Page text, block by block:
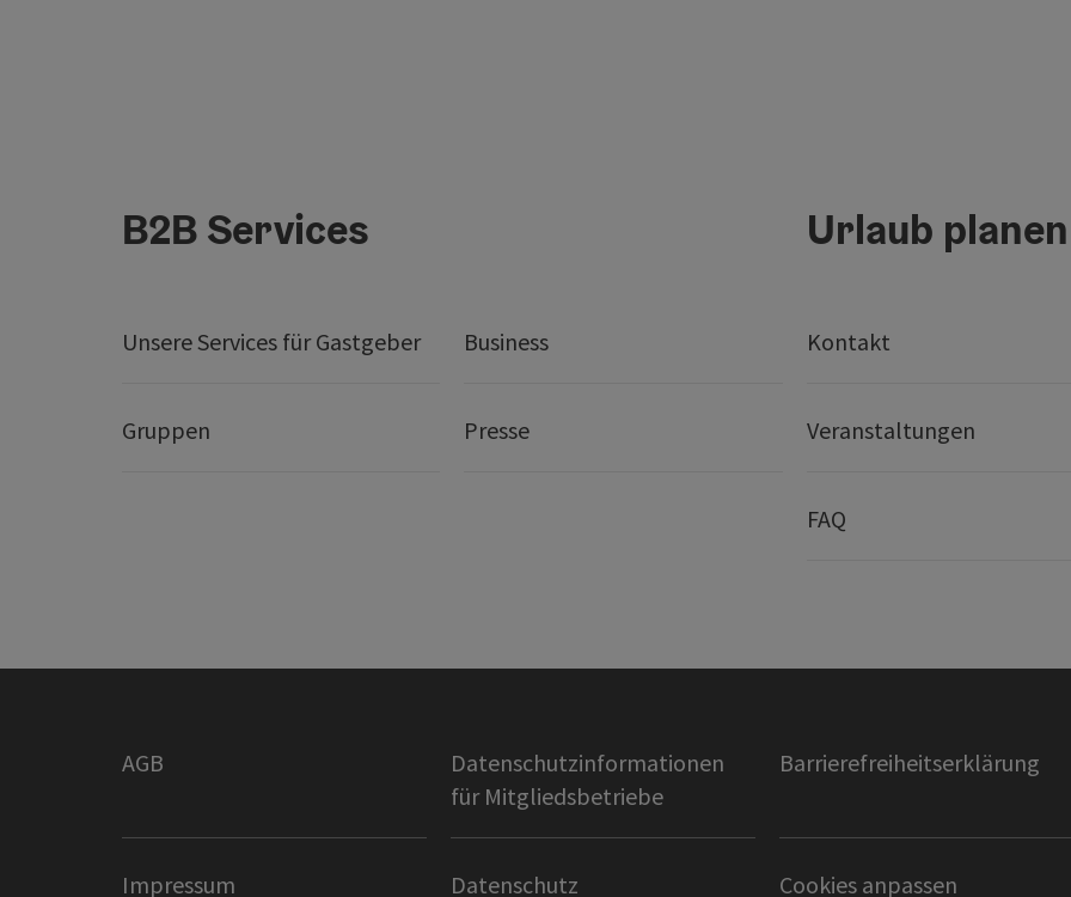
B2B Services
Unsere Services für Gastgeber Business
Gruppen Presse
Urlaub
Kontakt
Veranstaltungen
FAQ
AGB
Datenschutzinformationen
für Mitgliedsbetriebe
Barrierefreiheitserklärung
Impressum Datenschutz Cookies anpassen